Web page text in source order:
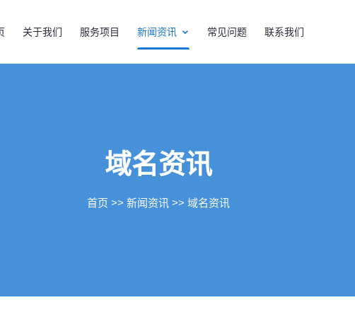
关于我们 服务项目 新闻资讯 常见问题 联系我们
域名资讯
首页 >> 新闻资讯 >> 域名资讯